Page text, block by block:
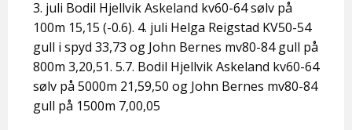
3. juli Bodil Hjellvik Askeland kv60-64 sølv på
100m 15,15 (-0.6). 4. juli Helga Reigstad KV50-54
gull i spyd 33,73 og John Bernes mv80-84 gull på
800m 3,20,51. 5.7. Bodil Hjellvik Askeland kv60-64
sølv på 5000m 21,59,50 og John Bernes mv80-84
gull på 1500m 7,00,05